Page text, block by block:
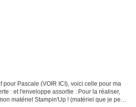
pour Pascale (VOIR ICI), voici celle pour ma
: et l'enveloppe assortie : Pour la réaliser,
matériel Stampin'Up ! (matériel que je peux